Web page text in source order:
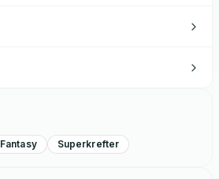
Fantasy Superkrefter